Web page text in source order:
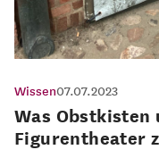
Wissen07.07.2023
Was
Figurentheater